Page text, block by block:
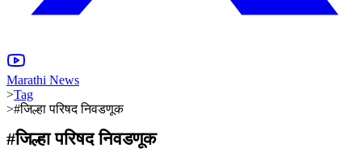
Marathi News
>Tag
>#जिल्हा परिषद निवडणूक
#जिल्हा परिषद निवडणूक